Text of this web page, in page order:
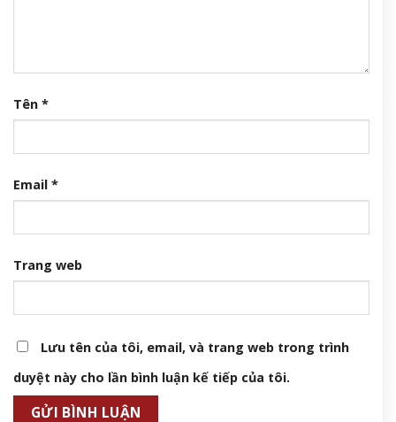
Tên *
Email *
Trang web
Lưu tên của tôi, email, và trang web trong trình
duyệt này cho lần bình luận kế tiếp của tôi.